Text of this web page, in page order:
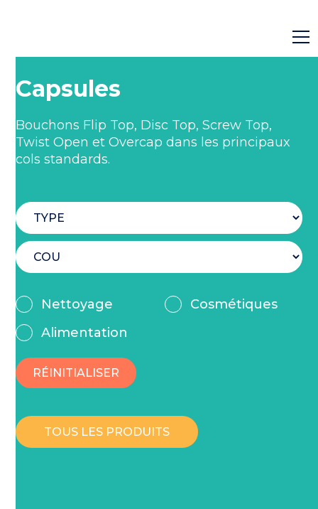
Capsules
Bouchons Flip Top, Disc Top, Screw Top,
Twist Open et Overcap dans les principaux
cols standards.
Nettoyage
Cosmétiques
Alimentation
RÉINITIALISER
TOUS LES PRODUITS